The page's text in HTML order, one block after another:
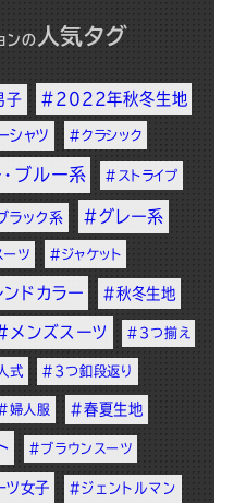
ンの 人気タグ
子 #2022年秋冬生地
シャツ #クラシック
ブルー系 #ストライプ
ラック系 #グレー系
ツ #ジャケット
ドカラー #秋冬生地
メンズスーツ #3つ揃え
式 #3つ釦段返り
婦人服 #春夏生地
#ブラウンスーツ
ツ女子 #ジェントルマン